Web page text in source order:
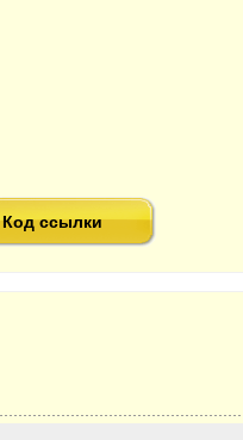
Код ссылки